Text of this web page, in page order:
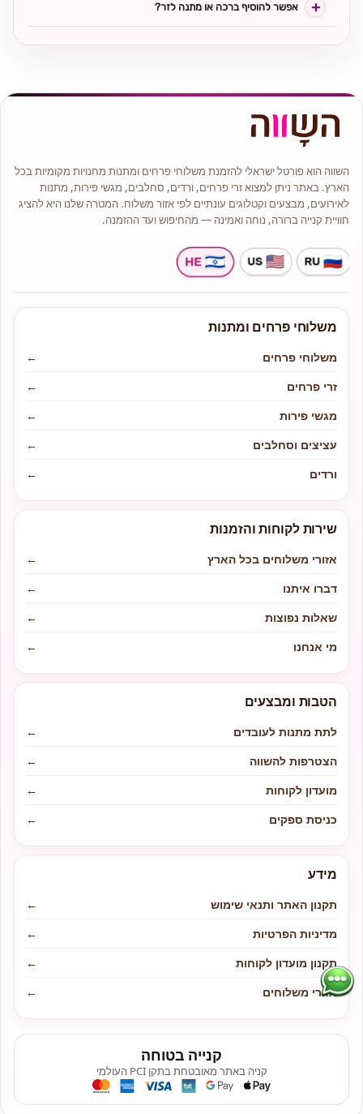
אפשר להוסיף ברכה או מתנה לזר?
השווה הוא פורטל ישראלי להזמנת משלוחי פרחים ומתנות מחנויות מקומיות בכל
הארץ. באתר ניתן למצוא זרי פרחים, ורדים, סחלבים, מגשי פירות, מתנות
לאירועים, מבצעים וקטלוגים עונתיים לפי אזור משלוח. המטרה שלנו היא להציג
חוויית קנייה ברורה, נוחה ואמינה — מהחיפוש ועד ההזמנה.
משלוחי פרחים ומתנות
משלוחי פרחים
←
זרי פרחים
←
מגשי פירות
←
עציצים וסחלבים
←
ורדים
←
שירות לקוחות והזמנות
אזורי משלוחים בכל הארץ
←
דברו איתנו
←
שאלות נפוצות
←
מי אנחנו
←
הטבות ומבצעים
לתת מתנות לעובדים
←
הצטרפות להשווה
←
מועדון לקוחות
←
כניסת ספקים
←
מידע
תקנון האתר ותנאי שימוש
←
מדיניות הפרטיות
←
תקנון מועדון לקוחות
←
אזורי משלוחים
←
קנייה בטוחה
קניה באתר מאובטחת בתקן PCI העולמי